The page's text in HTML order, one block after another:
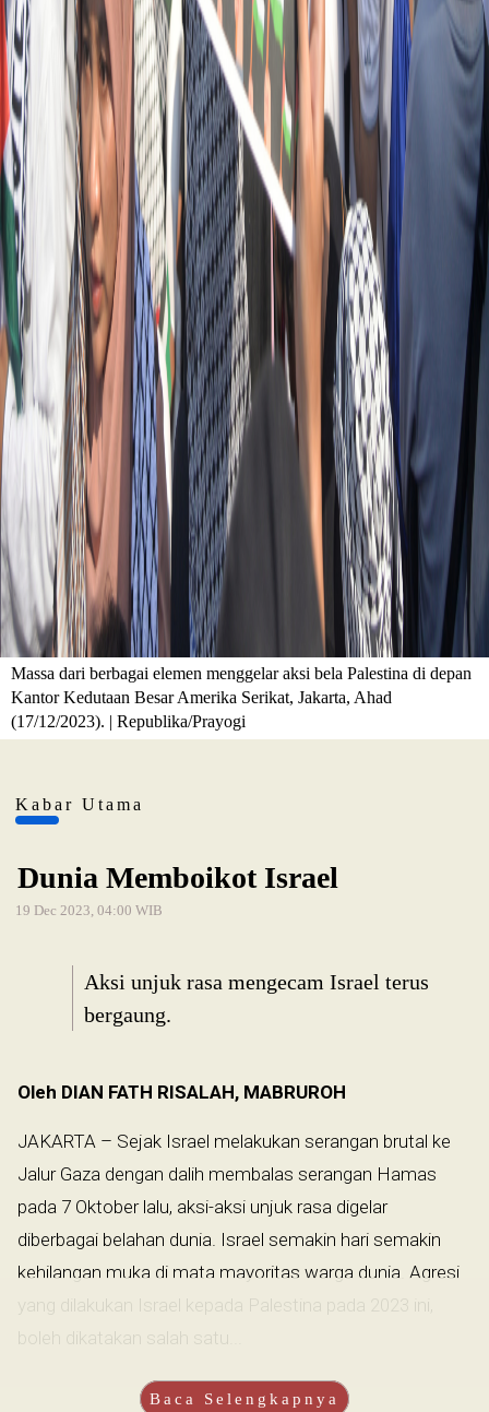
Massa dari berbagai elemen menggelar aksi bela Palestina di depan
Kantor Kedutaan Besar Amerika Serikat, Jakarta, Ahad
(17/12/2023). | Republika/Prayogi
Kabar Utama
Dunia Memboikot Israel
19 Dec 2023, 04:00 WIB
Aksi unjuk rasa mengecam Israel terus
bergaung.
Oleh DIAN FATH RISALAH, MABRUROH
JAKARTA – Sejak Israel melakukan serangan brutal ke
Jalur Gaza dengan dalih membalas serangan Hamas
pada 7 Oktober lalu, aksi-aksi unjuk rasa digelar
diberbagai belahan dunia. Israel semakin hari semakin
kehilangan muka di mata mayoritas warga dunia. Agresi
yang dilakukan Israel kepada Palestina pada 2023 ini,
boleh dikatakan salah satu...
Baca Selengkapnya